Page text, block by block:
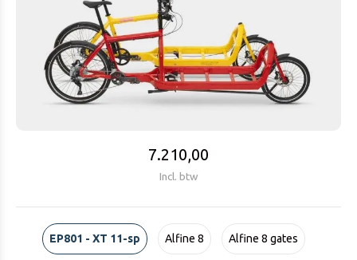
7.210,00
Incl. btw
EP801 - XT 11-sp Alfine 8 Alfine 8 gates